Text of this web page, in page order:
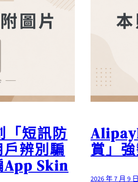
短訊防
辨別騙
App Skin
賞」
2026 年 7 月 9 日